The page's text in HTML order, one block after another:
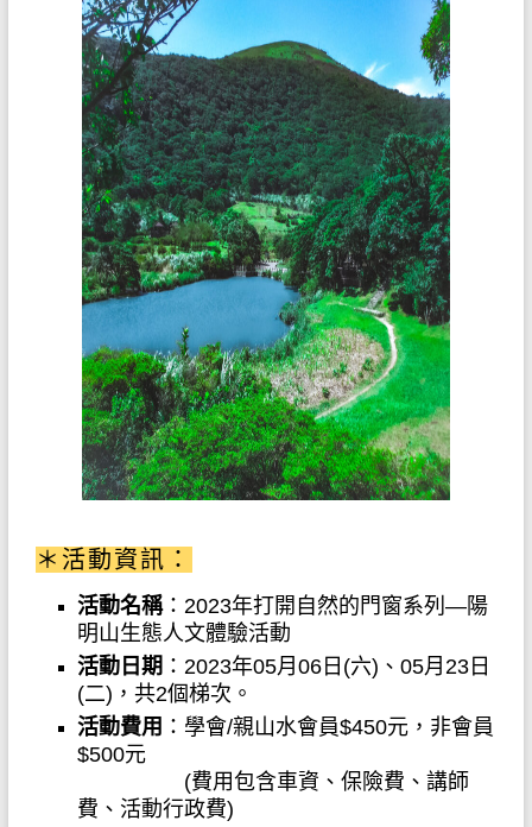
＊活動資訊：
活動名稱： 2023年打開自然的門窗系列 —陽
明山生態人文體驗活動
活動日期 ： 2023年05月06日(六)、05月23日
(二)，共2個梯次。
活動費用 ：學會/親山水會員$450元，非會員
$500元
(費用包含車資、保險費、講師
費、活動行政費)